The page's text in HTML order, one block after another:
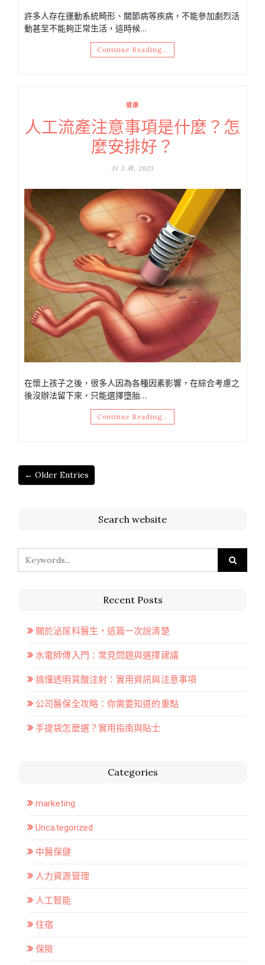
許多人存在運動系統畸形、關節病等疾病，不能參加劇烈活
動甚至不能夠正常生活，這時候…
Continue Reading…
健康
人工流產注意事項是什麼？怎
麼安排好？
31 3 月, 2023
在懷上孩子之後，很多人因為各種因素影響，在綜合考慮之
後沒辦法留下來，只能選擇墮胎…
Continue Reading…
← Older Entries
Search website
Recent Posts
關於泌尿科醫生，這篇一次說清楚
水電師傅入門：常見問題與選擇建議
搞懂透明質酸注射：實用資訊與注意事項
公司醫保全攻略：你需要知道的重點
手提袋怎麼選？實用指南與貼士
Categories
marketing
Uncategorized
中醫保健
人力資源管理
人工智能
住宿
保險